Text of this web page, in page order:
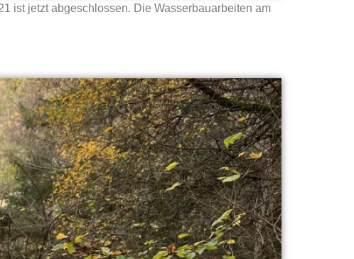
ist jetzt abgeschlossen. Die Wasserbauarbeiten am